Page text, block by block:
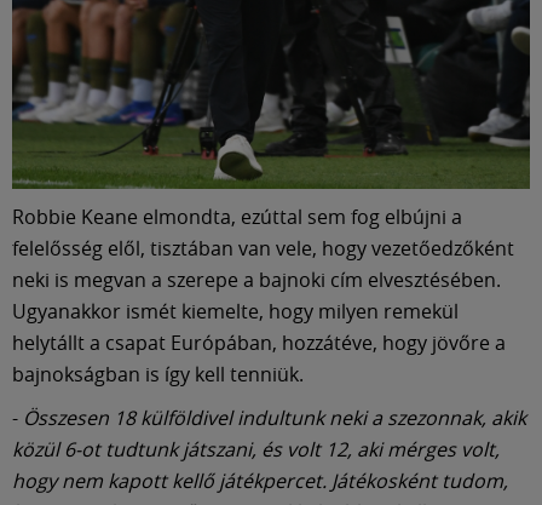
Robbie Keane elmondta, ezúttal sem fog elbújni a
felelősség elől, tisztában van vele, hogy vezetőedzőként
neki is megvan a szerepe a bajnoki cím elvesztésében.
Ugyanakkor ismét kiemelte, hogy milyen remekül
helytállt a csapat Európában, hozzátéve, hogy jövőre a
bajnokságban is így kell tenniük.
- Összesen 18 külföldivel indultunk neki a szezonnak, akik
közül 6-ot tudtunk játszani, és volt 12, aki mérges volt,
hogy nem kapott kellő játékpercet. Játékosként tudom,